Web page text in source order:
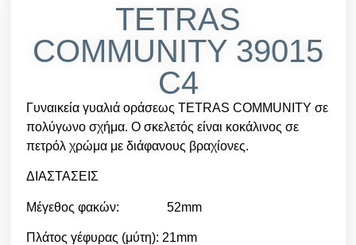
TETRAS
COMMUNITY 39015
C4
Γυναικεία γυαλιά οράσεως TETRAS COMMUNITY σε
πολύγωνο σχήμα. Ο σκελετός είναι κοκάλινος σε
πετρόλ χρώμα με διάφανους βραχίονες.
ΔΙΑΣΤΑΣΕΙΣ
Μέγεθος φακών: 52mm
Πλάτος γέφυρας (μύτη): 21mm